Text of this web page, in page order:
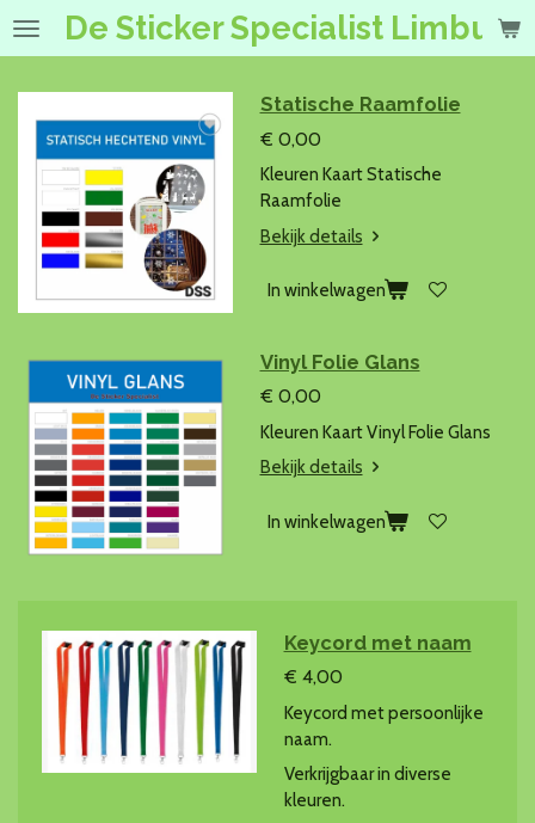
Ga
hoofdinhoud
De Sticker Specialist Limburg
Statische Raamfolie
€ 0,00
Kleuren Kaart Statische
Raamfolie
Bekijk details
In winkelwagen
Vinyl Folie Glans
€ 0,00
Kleuren Kaart Vinyl Folie Glans
Bekijk details
In winkelwagen
Keycord met naam
€ 4,00
Keycord met persoonlijke
naam.
Verkrijgbaar in diverse
kleuren.